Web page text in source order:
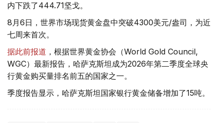
内下跌了444.71坚戈。
8月6日，世界市场现货黄金盘中突破4300美元/盎司，为近
七周来首次。
据此前报道 ，根据世界黄金协会（World Gold Council,
WGC）最新报告，哈萨克斯坦成为2026年第二季度全球央
行黄金购买量排名前五的国家之一。
季度报告显示，哈萨克斯坦国家银行黄金储备增加了15吨。